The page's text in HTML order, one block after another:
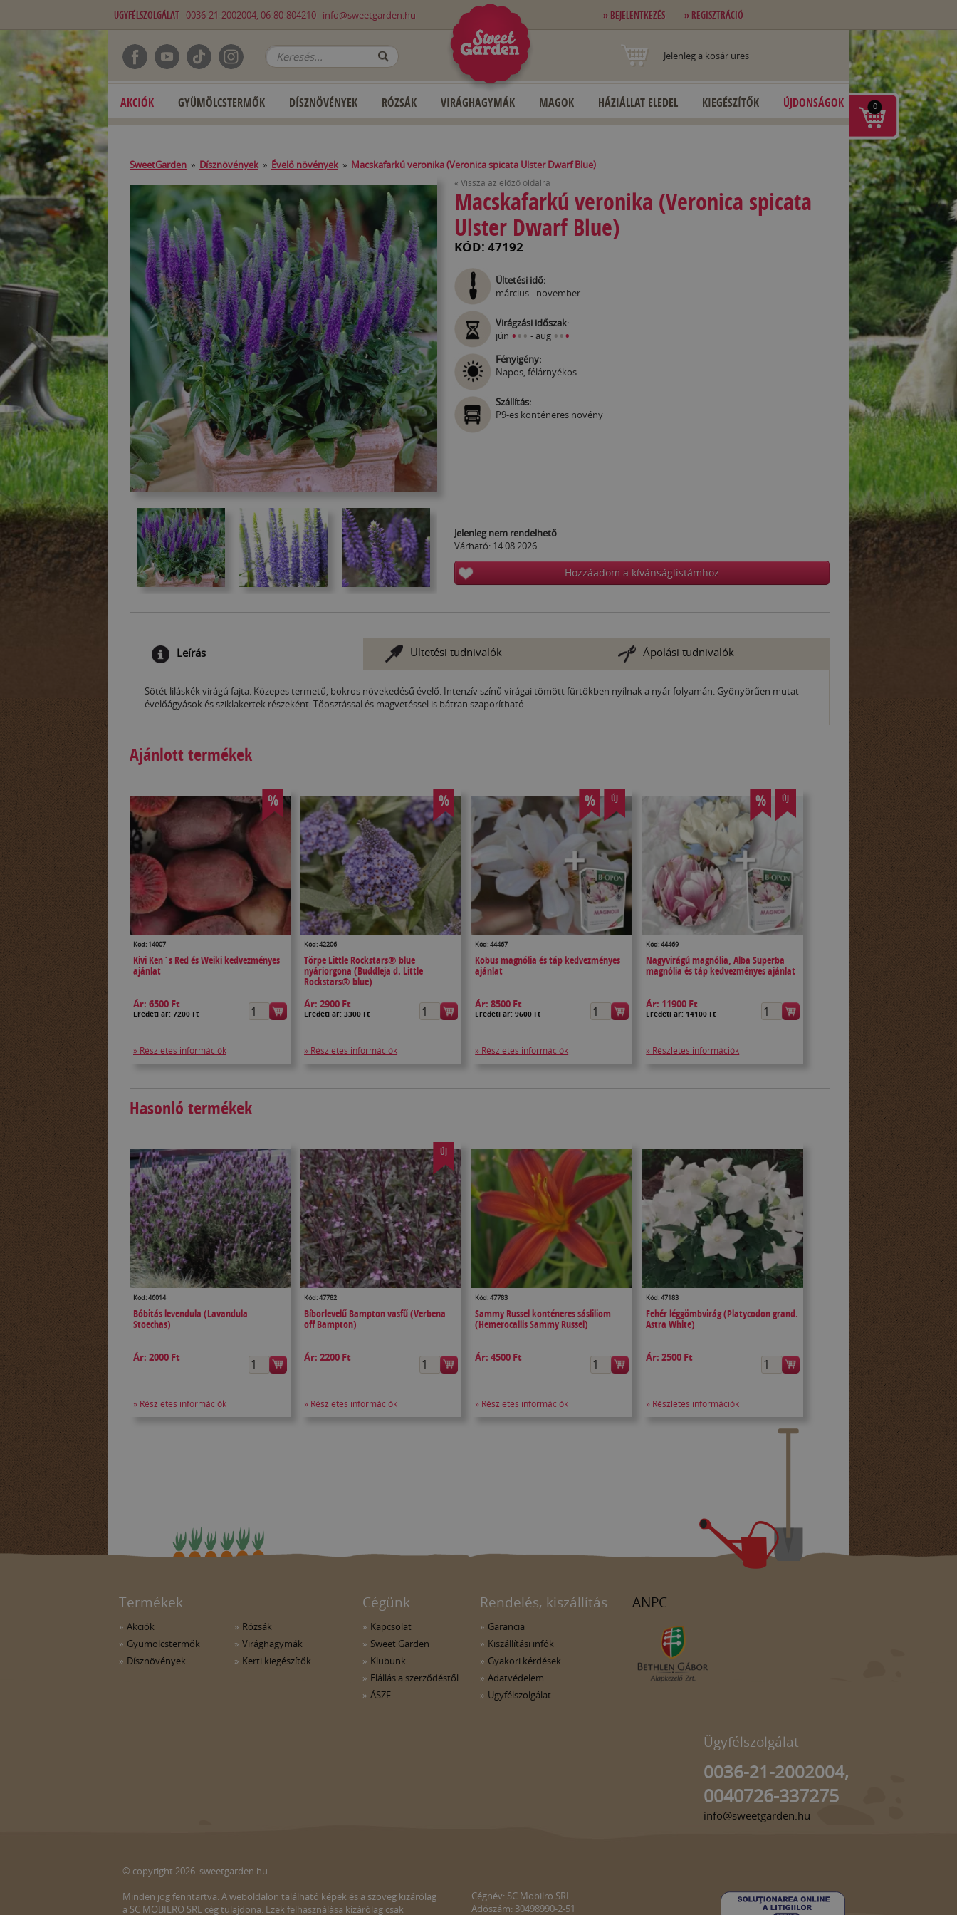
ÜGYFÉLSZOLGÁLAT 0036-21-2002004, 06-80-804210 info@sweetgarden.hu » BEJELENTKEZÉS » REGISZTRÁCIÓ
Jelenleg a kosár üres
AKCIÓK GYÜMÖLCSTERMŐK DÍSZNÖVÉNYEK RÓZSÁK VIRÁGHAGYMÁK MAGOK HÁZIÁLLAT ELEDEL KIEGÉSZÍTŐK ÚJDONSÁGOK
SweetGarden » Dísznövények » Évelő növények » Macskafarkú veronika (Veronica spicata Ulster Dwarf Blue)
« Vissza az előző oldalra
Macskafarkú veronika (Veronica spicata
Ulster Dwarf Blue)
KÓD: 47192
Ültetési idő:
március - november
Virágzási időszak:
jún ••• - aug •••
Fényigény:
Napos, félárnyékos
Szállítás:
P9-es konténeres növény
Jelenleg nem rendelhető
Várható: 14.08.2026
Hozzáadom a kívánságlistámhoz
Leírás Ültetési tudnivalók Ápolási tudnivalók
Sötét liláskék virágú fajta. Közepes termetű, bokros növekedésű évelő. Intenzív színű virágai tömött fürtökben nyílnak a nyár folyamán. Gyönyörűen mutat
évelőágyások és sziklakertek részeként. Tőosztással és magvetéssel is bátran szaporítható.
Ajánlott termékek
%
Kód: 14007
Kivi Ken`s Red és Weiki kedvezményes
ajánlat
Ár: 6500 Ft
Eredeti ár: 7200 Ft
» Részletes információk
%
Kód: 42206
Törpe Little Rockstars® blue
nyáriorgona (Buddleja d. Little
Rockstars® blue)
Ár:2900 Ft
Eredeti ár: 3300 Ft
» Részletes információk
% ÚJ
Kód: 44467
Kobus magnólia és táp kedvezményes
ajánlat
Ár:8500 Ft
Eredeti ár: 9600 Ft
» Részletes információk
% ÚJ
Kód: 44469
Nagyvirágú magnólia, Alba Superba
magnólia és táp kedvezményes ajánlat
Ár: 11900 Ft
Eredeti ár: 14100 Ft
» Részletes információk
Hasonló termékek
Kód: 46014
Bóbitás levendula (Lavandula
Stoechas)
Ár: 2000 Ft
» Részletes információk
ÚJ
Kód: 47782
Bíborlevelű Bampton vasfű (Verbena
off Bampton)
Ár:2200 Ft
» Részletes információk
Kód: 47783
Sammy Russel konténeres sásliliom
(Hemerocallis Sammy Russel)
Ár:4500 Ft
» Részletes információk
Kód: 47183
Fehér léggömbvirág (Platycodon grand.
Astra White)
Ár:2500 Ft
» Részletes információk
Termékek
Akciók
Gyümölcstermők
Dísznövények
Rózsák
Virághagymák
Kerti kiegészítők
Cégünk
Kapcsolat
Sweet Garden
Klubunk
Elállás a szerződéstől
ÁSZF
Rendelés, kiszállítás
Garancia
Kiszállítási infók
Gyakori kérdések
Adatvédelem
Ügyfélszolgálat
ANPC
Ügyfélszolgálat
0036-21-2002004,
0040726-337275
info@sweetgarden.hu
© copyright 2026. sweetgarden.hu
Minden jog fenntartva. A weboldalon található képek és a szöveg kizárólag
a SC MOBILRO SRL cég tulajdona. Ezek felhasználása kizárólag csak
Cégnév: SC Mobilro SRL
Adószám: 30498990-2-51
0